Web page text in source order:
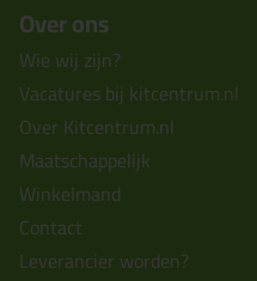
Over ons
Wie wij zijn?
Vacatures bij kitcentrum.nl
Over Kitcentrum.nl
Maatschappelijk
Winkelmand
Contact
Leverancier worden?